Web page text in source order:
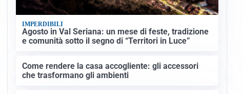
IMPERDIBILI
Agosto in Val Seriana: un mese di feste, tradizione
e comunità sotto il segno di “Territori in Luce”
Come rendere la casa accogliente: gli accessori
che trasformano gli ambienti